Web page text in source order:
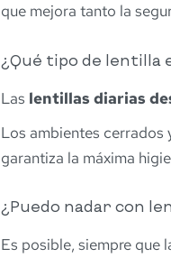
que mejora tanto la
¿Qué tipo de lentilla
Las lentillas diarias
Los ambientes cerrados
garantiza la máxima
¿Puedo nadar con
Es posible, siempre que